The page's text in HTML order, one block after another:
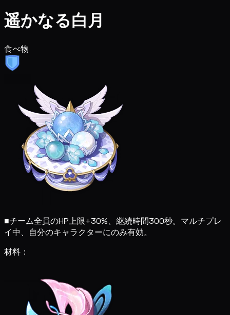
遥かなる白月
食べ物
■チーム全員のHP上限+30%、継続時間300秒。マルチプレ
イ中、自分のキャラクターにのみ有効。
材料：